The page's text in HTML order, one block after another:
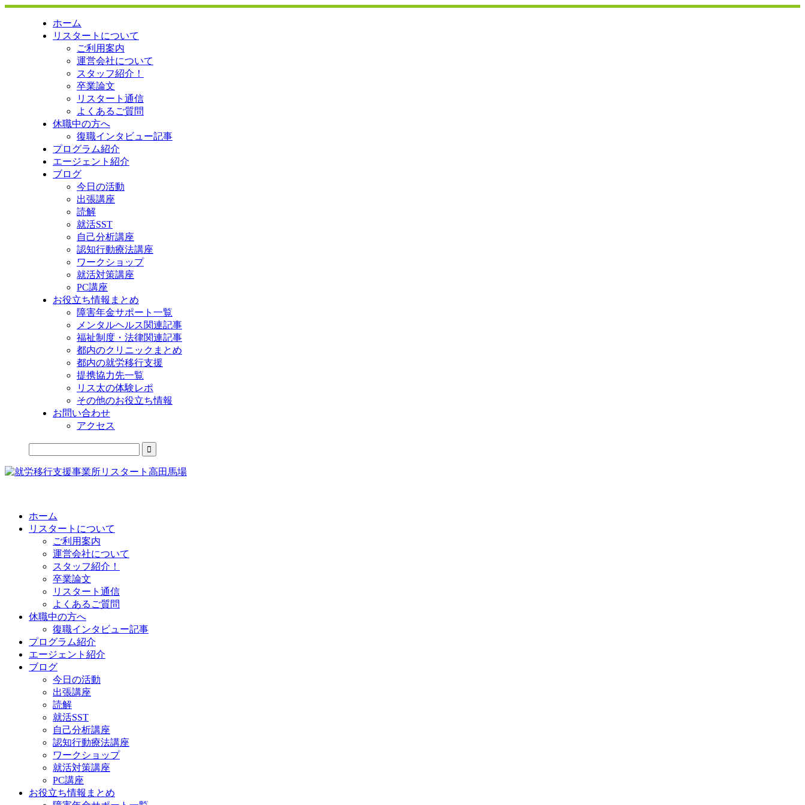
ホーム
リスタートについて
ご利用案内
運営会社について
スタッフ紹介！
卒業論文
リスタート通信
よくあるご質問
休職中の方へ
復職インタビュー記事
プログラム紹介
エージェント紹介
ブログ
今日の活動
出張講座
読解
就活SST
自己分析講座
認知行動療法講座
ワークショップ
就活対策講座
PC講座
お役立ち情報まとめ
障害年金サポート一覧
メンタルヘルス関連記事
福祉制度・法律関連記事
都内のクリニックまとめ
都内の就労移行支援
提携協力先一覧
リス太の体験レポ
その他のお役立ち情報
お問い合わせ
アクセス
ホーム
リスタートについて
ご利用案内
運営会社について
スタッフ紹介！
卒業論文
リスタート通信
よくあるご質問
休職中の方へ
復職インタビュー記事
プログラム紹介
エージェント紹介
ブログ
今日の活動
出張講座
読解
就活SST
自己分析講座
認知行動療法講座
ワークショップ
就活対策講座
PC講座
お役立ち情報まとめ